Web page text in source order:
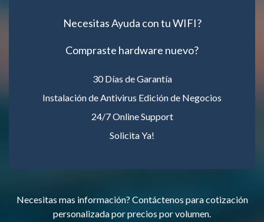
Necesitas Ayuda con tu WIFI?
Compraste hardware nuevo?
30 Días de Garantía
Instalación de Antivirus Edición de Negocios
24/7 Online Support
Solicita Ya!
Necesitas mas información? Contáctenos para cotización
personalizada por precios por volumen.